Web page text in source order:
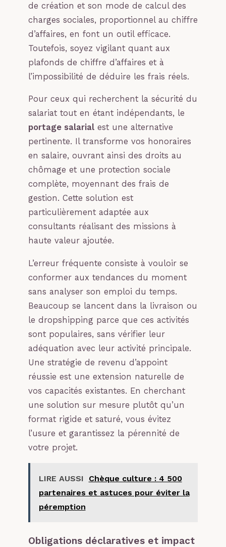
de création et son mode de calcul des
charges sociales, proportionnel au chiffre
d’affaires, en font un outil efficace.
Toutefois, soyez vigilant quant aux
plafonds de chiffre d’affaires et à
l’impossibilité de déduire les frais réels.
Pour ceux qui recherchent la sécurité du
salariat tout en étant indépendants, le
portage salarial est une alternative
pertinente. Il transforme vos honoraires
en salaire, ouvrant ainsi des droits au
chômage et une protection sociale
complète, moyennant des frais de
gestion. Cette solution est
particulièrement adaptée aux
consultants réalisant des missions à
haute valeur ajoutée.
L’erreur fréquente consiste à vouloir se
conformer aux tendances du moment
sans analyser son emploi du temps.
Beaucoup se lancent dans la livraison ou
le dropshipping parce que ces activités
sont populaires, sans vérifier leur
adéquation avec leur activité principale.
Une stratégie de revenu d’appoint
réussie est une extension naturelle de
vos capacités existantes. En cherchant
une solution sur mesure plutôt qu’un
format rigide et saturé, vous évitez
l’usure et garantissez la pérennité de
votre projet.
LIRE AUSSI
Chèque culture : 4 500
partenaires et astuces pour éviter la
péremption
Obligations déclaratives et impact